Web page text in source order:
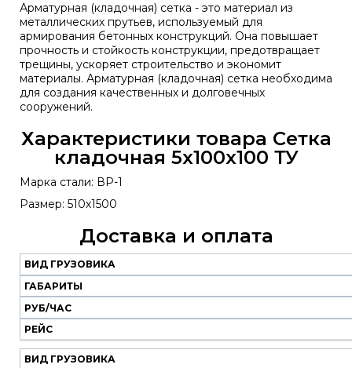
Арматурная (кладочная) сетка - это материал из
металлических прутьев, используемый для
армирования бетонных конструкций. Она повышает
прочность и стойкость конструкции, предотвращает
трещины, ускоряет строительство и экономит
материалы. Арматурная (кладочная) сетка необходима
для создания качественных и долговечных
сооружений.
Характеристики товара Сетка
кладочная 5х100х100 ТУ
Марка стали: ВР-1
Размер: 510х1500
Доставка и оплата
Наш
транспорт
Вид
грузовика
Габариты
Руб/
час
Рейс
ВИД ГРУЗОВИКА
ГАБАРИТЫ
РУБ/ЧАС
РЕЙС
ВИД ГРУЗОВИКА